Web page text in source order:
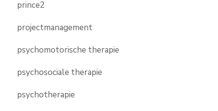
prince2
projectmanagement
psychomotorische therapie
psychosociale therapie
psychotherapie